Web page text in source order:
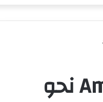
محمد عبد المولى.. يقود AmomyBus نحو